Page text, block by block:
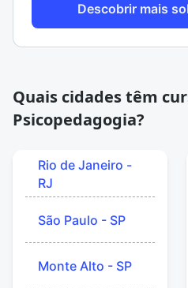
Descobrir mais
Quais cidades têm
Psicopedagogia?
Rio de Janeiro -
RJ
São Paulo - SP
Monte Alto - SP